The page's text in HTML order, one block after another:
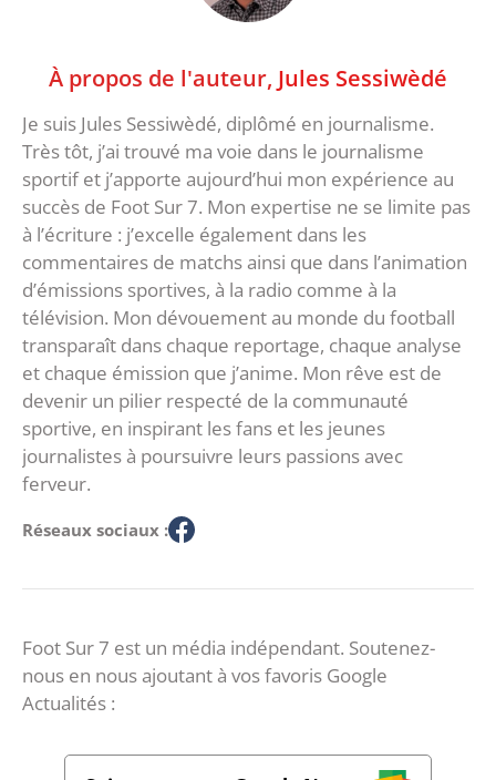
À propos de l'auteur, Jules Sessiwèdé
Je suis Jules Sessiwèdé, diplômé en journalisme.
Très tôt, j’ai trouvé ma voie dans le journalisme
sportif et j’apporte aujourd’hui mon expérience au
succès de Foot Sur 7. Mon expertise ne se limite pas
à l’écriture : j’excelle également dans les
commentaires de matchs ainsi que dans l’animation
d’émissions sportives, à la radio comme à la
télévision. Mon dévouement au monde du football
transparaît dans chaque reportage, chaque analyse
et chaque émission que j’anime. Mon rêve est de
devenir un pilier respecté de la communauté
sportive, en inspirant les fans et les jeunes
journalistes à poursuivre leurs passions avec
ferveur.
Réseaux sociaux :
Foot Sur 7 est un média indépendant. Soutenez-
nous en nous ajoutant à vos favoris Google
Actualités :